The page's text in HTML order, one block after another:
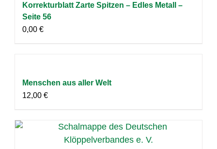
Korrekturblatt Zarte Spitzen – Edles Metall –
Seite 56
0,00 €
Menschen aus aller Welt
12,00 €